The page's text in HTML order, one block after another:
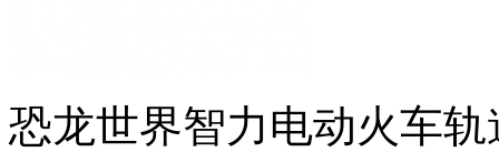
恐龙世界智力电动火车轨